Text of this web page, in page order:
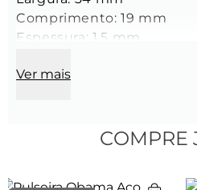
Comprimento: 19 mm
Espessura: 1,5 mm
Material: Aço inoxidável
diâmetro maior, pois é
Ver mais
COMPRE